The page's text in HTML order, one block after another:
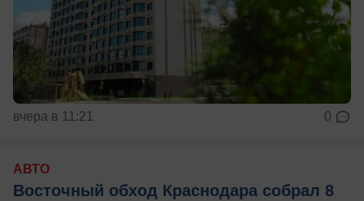
вчера в 11:21 0
АВТО
Восточный обход Краснодара собрал 8